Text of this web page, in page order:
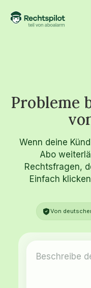
Probleme
Wenn deine
Abo
Rechtsfragen,
Einfach
Von